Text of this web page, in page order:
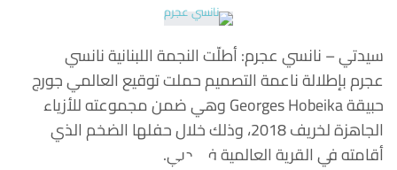
سيدتي – نانسي عجرم: أطلّت النجمة اللبنانية نانسي
عجرم بإطلالة ناعمة التصميم حملت توقيع العالمي جورج
حبيقة Georges Hobeika وهي ضمن مجموعته للأزياء
الجاهزة لخريف 2018، وذلك خلال حفلها الضخم الذي
أقامته في القرية العالمية في دبي.